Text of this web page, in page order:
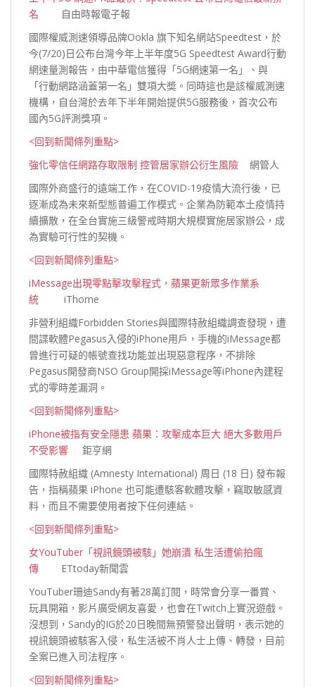
名 自由時報電子報
國際權威測速領導品牌Ookla 旗下知名網站Speedtest，於
今(7/20)日公布台灣今年上半年度5G Speedtest Award行動
網速量測報告，由中華電信獲得「5G網速第一名」、與
「行動網路涵蓋第一名」雙項大奬。同時這也是該權威測速
機構，自台灣於去年下半年開始提供5G服務後，首次公布
國內5G評測獎項。
<回到新聞條列重點>
強化零信任網路存取限制 控管居家辦公衍生風險 網管人
國際外商盛行的遠端工作，在COVID-19疫情大流行後，已
逐漸成為未來新型態普遍工作模式。企業為防範本土疫情持
續擴散，在全台實施三級警戒時期大規模實施居家辦公，成
為實驗可行性的契機。
<回到新聞條列重點>
iMessage出現零點擊攻擊程式，蘋果更新眾多作業系
統 iThome
非營利組織Forbidden Stories與國際特赦組織調查發現，遭
間諜軟體Pegasus入侵的iPhone用戶，手機的iMessage都
曾進行可疑的帳號查找功能並出現惡意程序，不排除
Pegasus開發商NSO Group開採iMessage等iPhone內建程
式的零時差漏洞。
<回到新聞條列重點>
iPhone被指有安全隱患 蘋果：攻擊成本巨大 絕大多數用戶
不受影響 鉅亨網
國際特赦組織 (Amnesty International) 周日 (18 日) 發布報
告，指稱蘋果 iPhone 也可能遭駭客軟體攻擊，竊取敏感資
料，而且不需要使用者按下任何連結。
<回到新聞條列重點>
女YouTuber「視訊鏡頭被駭」她崩潰 私生活遭偷拍瘋
傳 ETtoday新聞雲
YouTuber珊迪Sandy有著28萬訂閱，時常會分享一番賞、
玩具開箱，影片廣受網友喜愛，也會在Twitch上實況遊戲。
沒想到，Sandy的IG於20日晚間無預警發出聲明，表示她的
視訊鏡頭被駭客入侵，私生活被不肖人士上傳、轉發，目前
全案已進入司法程序。
<回到新聞條列重點>